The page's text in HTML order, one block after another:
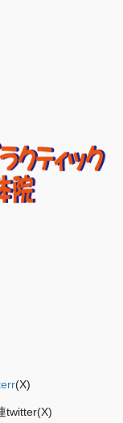
(X)
twitter(X)